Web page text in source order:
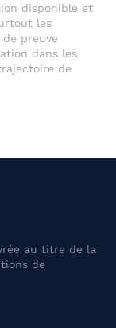
disponible et
les
de preuve
dans les
de
au titre de la
de